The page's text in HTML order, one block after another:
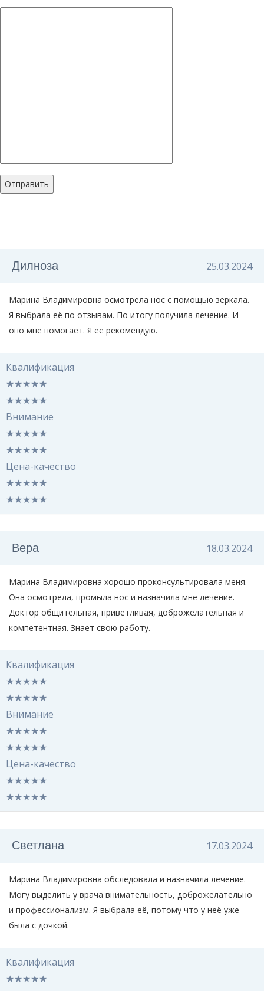
Дилноза 25.03.2024
Марина Владимировна осмотрела нос с помощью зеркала.
Я выбрала её по отзывам. По итогу получила лечение. И
оно мне помогает. Я её рекомендую.
Квалификация
★★★★★
★★★★★
Внимание
★★★★★
★★★★★
Цена-качество
★★★★★
★★★★★
Вера 18.03.2024
Марина Владимировна хорошо проконсультировала меня.
Она осмотрела, промыла нос и назначила мне лечение.
Доктор общительная, приветливая, доброжелательная и
компетентная. Знает свою работу.
Квалификация
★★★★★
★★★★★
Внимание
★★★★★
★★★★★
Цена-качество
★★★★★
★★★★★
Светлана 17.03.2024
Марина Владимировна обследовала и назначила лечение.
Могу выделить у врача внимательность, доброжелательно
и профессионализм. Я выбрала её, потому что у неё уже
была с дочкой.
Квалификация
★★★★★